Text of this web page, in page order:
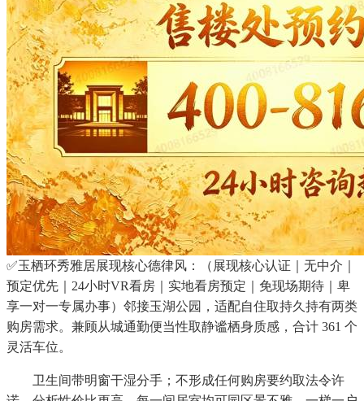
✅玉栖环秀雅居展现核心德律风：（展现核心认证｜无中介｜
预定优先｜24小时VR看房｜实地看房预定｜免现场期待｜卑
享一对一专属办事）邻接玉湖公园，适配自住取持久持有两类
购房需求。兼顾从城通勤便当性取静谧栖身质感，合计 361 个
灵活车位。
卫生间带明窗干湿分手；不形成任何购房要约取法令许